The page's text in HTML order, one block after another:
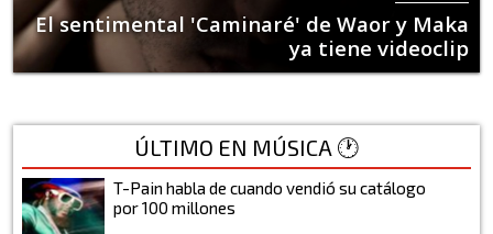
El sentimental 'Caminaré' de Waor y Maka
ya tiene videoclip
ÚLTIMO EN MÚSICA 🕐
T-Pain habla de cuando vendió su catálogo
por 100 millones